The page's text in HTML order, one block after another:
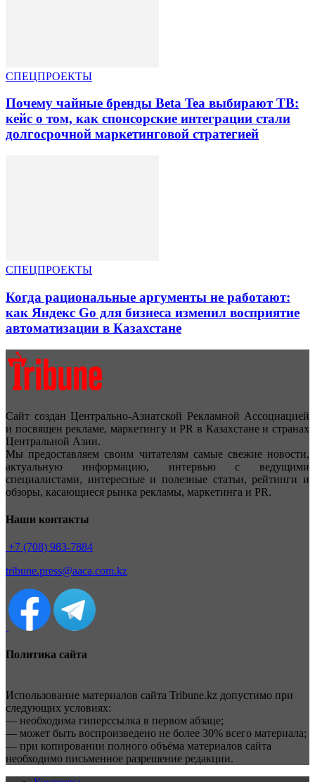
СПЕЦПРОЕКТЫ
Почему чайные бренды Beta Tea выбирают ТВ:
кейс о том, как спонсорские интеграции стали
долгосрочной маркетинговой стратегией
СПЕЦПРОЕКТЫ
Когда рациональные аргументы не работают:
как Яндекс Go для бизнеса изменил восприятие
автоматизации в Казахстане
Сайт создан Центрально-Азиатской Рекламной Ассоциацией
и посвящен рекламе, маркетингу и PR в Казахстане и странах
Центральной Азии.
Мы предоставляем своим читателям самые свежие новости,
актуальную информацию, интервью с ведущими
специалистами, интересные и полезные статьи, рейтинги и
обзоры, касающиеся рынка рекламы, маркетинга и PR.
Наши контакты
+7 (708) 983-7884
tribune.press@aaca.com.kz
Политика сайта
Использование материалов сайта Tribune.kz допустимо при
следующих условиях:
— необходима гиперссылка в первом абзаце;
— может быть воспроизведено не более 30% всего материала;
— при копировании полного объёма материалов сайта
необходимо письменное разрешение редакции.